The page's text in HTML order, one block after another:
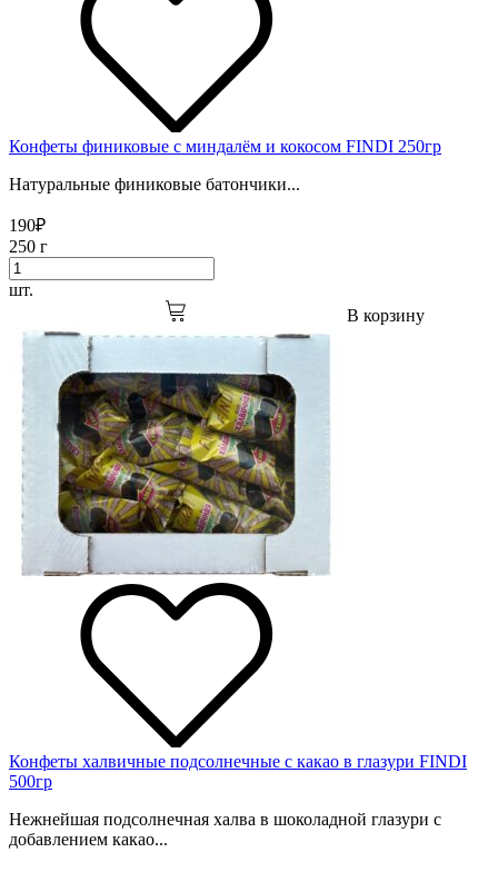
Конфеты финиковые с миндалём и кокосом FINDI 250гр
Натуральные финиковые батончики...
190₽
250 г
шт.
В корзину
Конфеты халвичные подсолнечные с какао в глазури FINDI
500гр
Нежнейшая подсолнечная халва в шоколадной глазури с
добавлением какао...